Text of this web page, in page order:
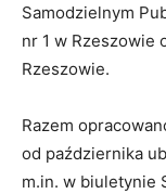
Samodzielnym
nr 1 w Rzeszowie
Rzeszowie.
Razem
od października
m.in. w biuletynie